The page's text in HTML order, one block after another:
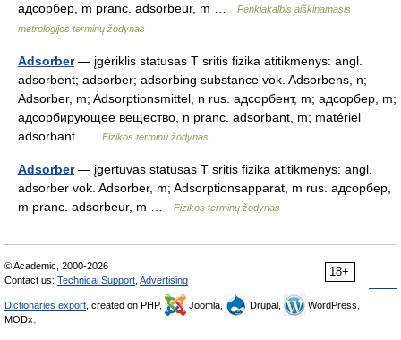
адсорбер, m pranc. adsorbeur, m …
Penkiakalbis aiškinamasis
metrologijos terminų žodynas
Adsorber— įgėriklis statusas T sritis fizika atitikmenys: angl.
adsorbent; adsorber; adsorbing substance vok. Adsorbens, n;
Adsorber, m; Adsorptionsmittel, n rus. адсорбент, m; адсорбер, m;
адсорбирующее вещество, n pranc. adsorbant, m; matériel
adsorbant …
Fizikos terminų žodynas
Adsorber— įgertuvas statusas T sritis fizika atitikmenys: angl.
adsorber vok. Adsorber, m; Adsorptionsapparat, m rus. адсорбер,
m pranc. adsorbeur, m …
Fizikos terminų žodynas
18+
© Academic, 2000-2026
Contact us: Technical Support Advertising
Dictionaries export , created on PHP, Joomla, Drupal,
WordPress,
MODx.